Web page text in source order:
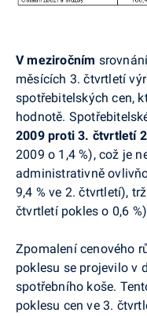
V meziročním
měsících 3. čtvrtletí
spotřebitelských cen,
hodnotě.
2009 proti 3. čtvrtletí
2009 o 1,4 %), což je
administrativně
9,4 % ve 2. čtvrtletí),
čtvrtletí pokles o 0,6
Zpomalení cenového
poklesu se projevilo v
spotřebního koše.
poklesu cen ve 3.